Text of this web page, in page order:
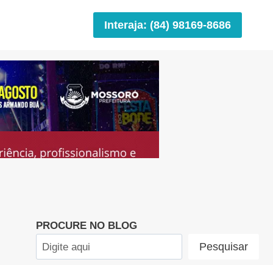
Interaja: (84) 98169-8686
PROCURE NO BLOG
Pesquisar